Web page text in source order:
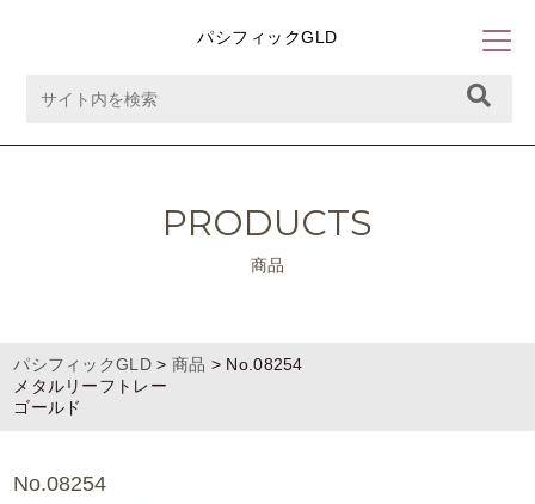
パシフィックGLD
PRODUCTS
商品
パシフィックGLD> 商品 > No.08254
メタルリーフトレー
ゴールド
No.08254